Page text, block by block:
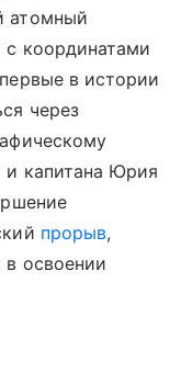
атомный
с координатами
в истории
через
капитана Юрия
прорыв,
освоении